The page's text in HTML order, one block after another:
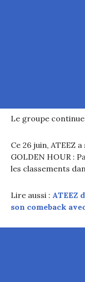
Le groupe
Ce 26 juin, ATEEZ
GOLDEN HOUR :
les classements
Lire aussi : ATEEZ
son comeback